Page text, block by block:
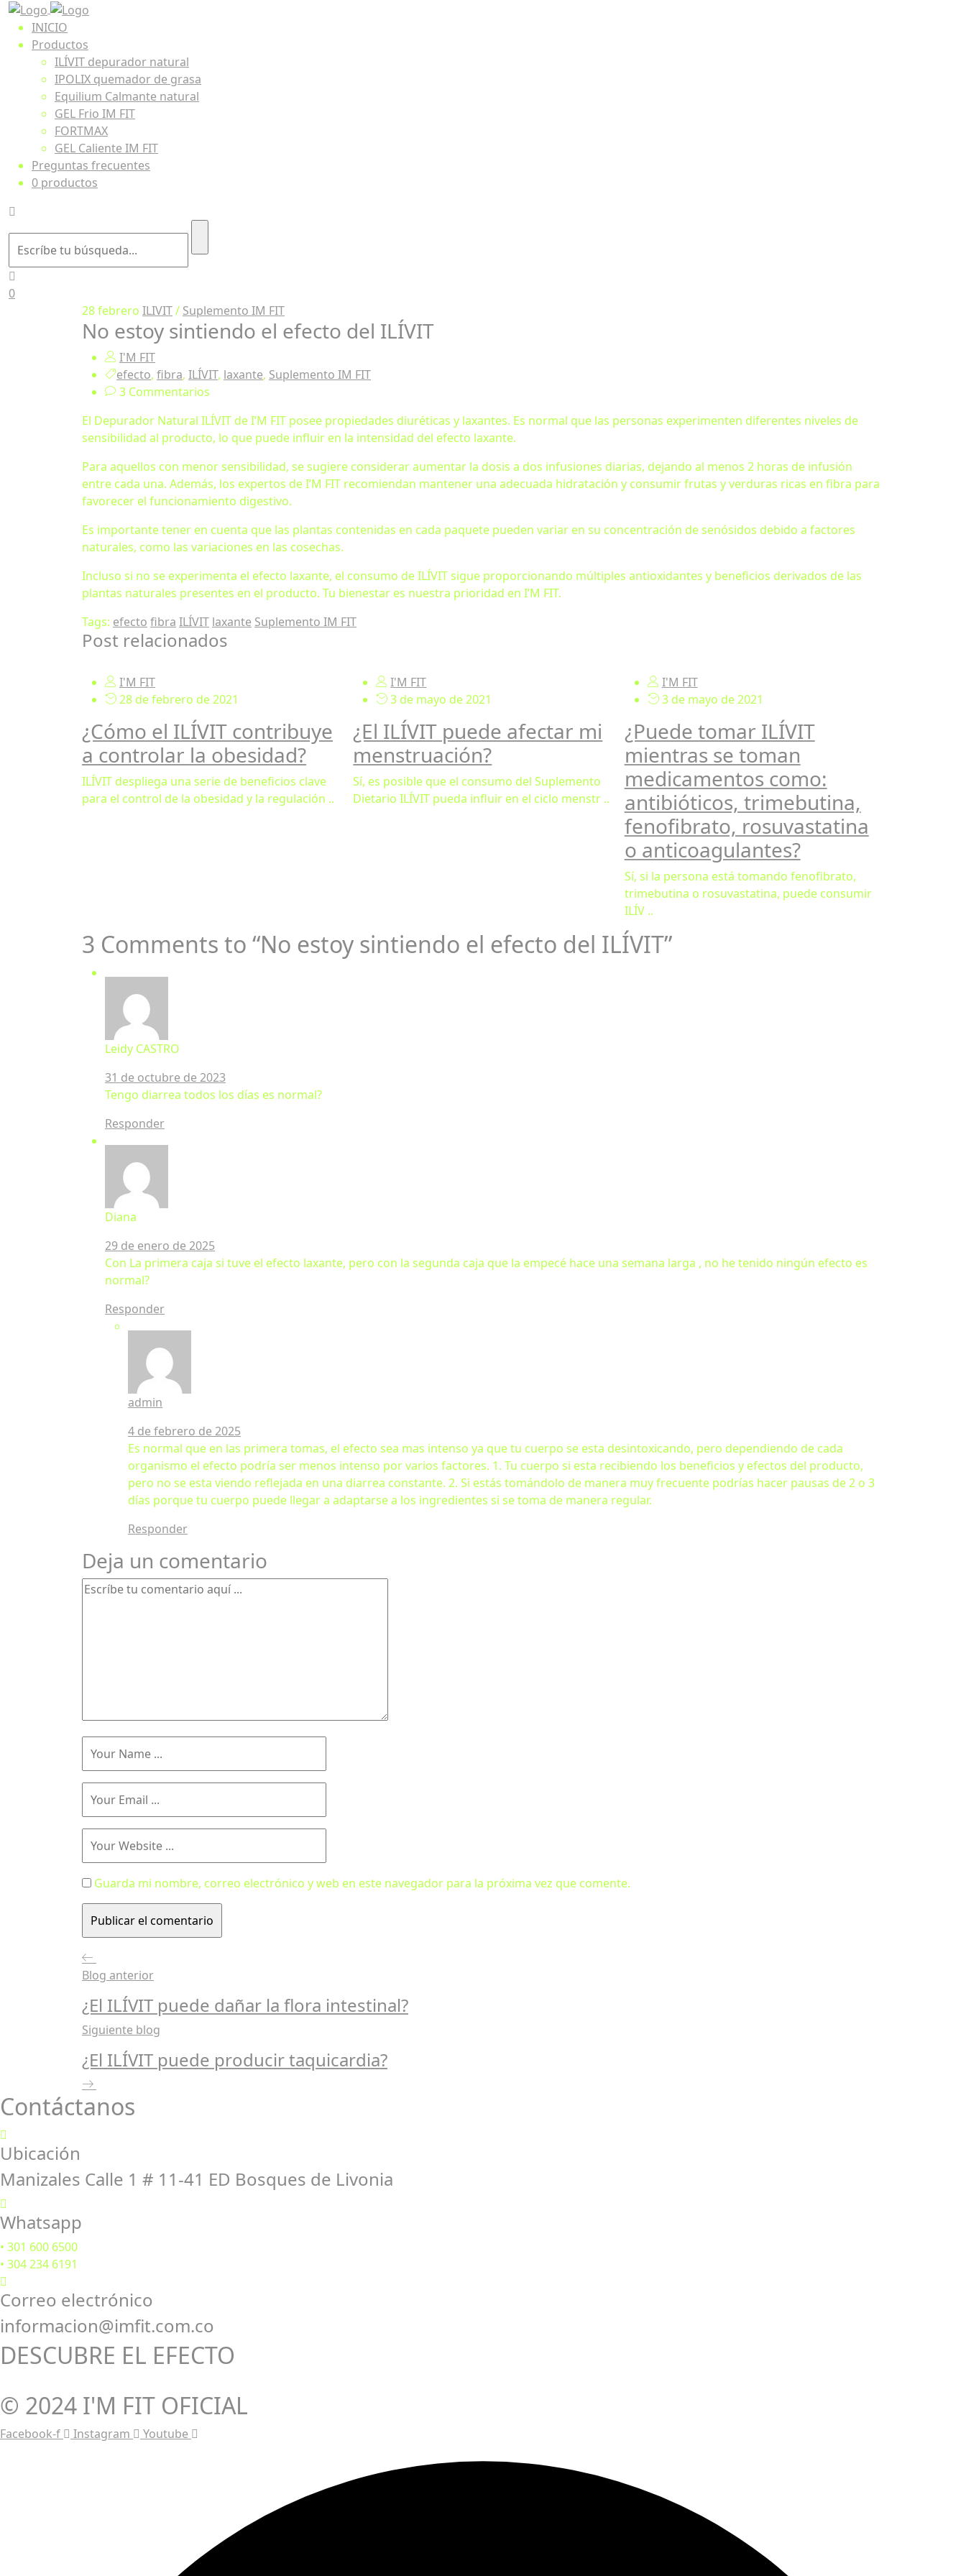
INICIO
Productos
ILÍVIT depurador natural
IPOLIX quemador de grasa
Equilium Calmante natural
GEL Frio IM FIT
FORTMAX
GEL Caliente IM FIT
Preguntas frecuentes
0 productos
0
28febrero ILIVIT/ Suplemento IM FIT
No estoy sintiendo el efecto del ILÍVIT
I'M FIT
efecto, fibra, ILÍVIT, laxante, Suplemento IM FIT
3 Commentarios
El Depurador Natural ILÍVIT de I’M FIT posee propiedades diuréticas y laxantes. Es normal que las personas experimenten diferentes niveles de
sensibilidad al producto, lo que puede influir en la intensidad del efecto laxante.
Para aquellos con menor sensibilidad, se sugiere considerar aumentar la dosis a dos infusiones diarias, dejando al menos 2 horas de infusión
entre cada una. Además, los expertos de I’M FIT recomiendan mantener una adecuada hidratación y consumir frutas y verduras ricas en fibra para
favorecer el funcionamiento digestivo.
Es importante tener en cuenta que las plantas contenidas en cada paquete pueden variar en su concentración de senósidos debido a factores
naturales, como las variaciones en las cosechas.
Incluso si no se experimenta el efecto laxante, el consumo de ILÍVIT sigue proporcionando múltiples antioxidantes y beneficios derivados de las
plantas naturales presentes en el producto. Tu bienestar es nuestra prioridad en I’M FIT.
Tags: efecto fibra ILÍVIT laxante Suplemento IM FIT
Post relacionados
I'M FIT
3 de mayo de 2021
¿Puede tomar ILÍVIT
mientras se toman
medicamentos como:
antibióticos, trimebutina,
fenofibrato, rosuvastatina
o anticoagulantes?
Sí, si la persona está tomando fenofibrato,
trimebutina o rosuvastatina, puede consumir
ILÍV ..
I'M FIT
3 de mayo de 2021
¿El ILÍVIT puede afectar mi
menstruación?
Sí, es posible que el consumo del Suplemento
Dietario ILÍVIT pueda influir en el ciclo menstr ..
I'M FIT
28 de febrero de 2021
¿Cómo el ILÍVIT contribuye
a controlar la obesidad?
ILÍVIT despliega una serie de beneficios clave
para el control de la obesidad y la regulación ..
3 Comments to “No estoy sintiendo el efecto del ILÍVIT”
Leidy CASTRO
31 de octubre de 2023
Tengo diarrea todos los días es normal?
Responder
Diana
29 de enero de 2025
Con La primera caja si tuve el efecto laxante, pero con la segunda caja que la empecé hace una semana larga , no he tenido ningún efecto es
normal?
Responder
admin
4 de febrero de 2025
Es normal que en las primera tomas, el efecto sea mas intenso ya que tu cuerpo se esta desintoxicando, pero dependiendo de cada
organismo el efecto podría ser menos intenso por varios factores. 1. Tu cuerpo si esta recibiendo los beneficios y efectos del producto,
pero no se esta viendo reflejada en una diarrea constante. 2. Si estás tomándolo de manera muy frecuente podrías hacer pausas de 2 o 3
días porque tu cuerpo puede llegar a adaptarse a los ingredientes si se toma de manera regular.
Responder
Deja un comentario
Guarda mi nombre, correo electrónico y web en este navegador para la próxima vez que comente.
Blog anterior
¿El ILÍVIT puede dañar la flora intestinal?
Siguiente blog
¿El ILÍVIT puede producir taquicardia?
Contáctanos
Ubicación
Manizales Calle 1 # 11-41 ED Bosques de Livonia
Whatsapp
• 301 600 6500
• 304 234 6191
Correo electrónico
informacion@imfit.com.co
DESCUBRE EL EFECTO
© 2024 I'M FIT OFICIAL
Facebook-f Instagram Youtube